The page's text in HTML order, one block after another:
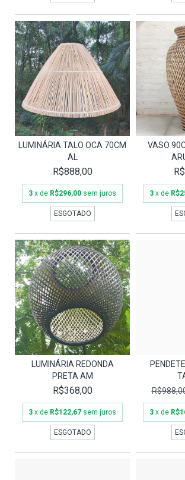
LUMINÁRIA TALO OCA 70CM
AL
R$888,00
3 x de R$296,00 sem juros
ESGOTADO
VASO
3 x de
LUMINÁRIA REDONDA
PRETA AM
R$368,00
3 x de R$122,67 sem juros
ESGOTADO
3 x de